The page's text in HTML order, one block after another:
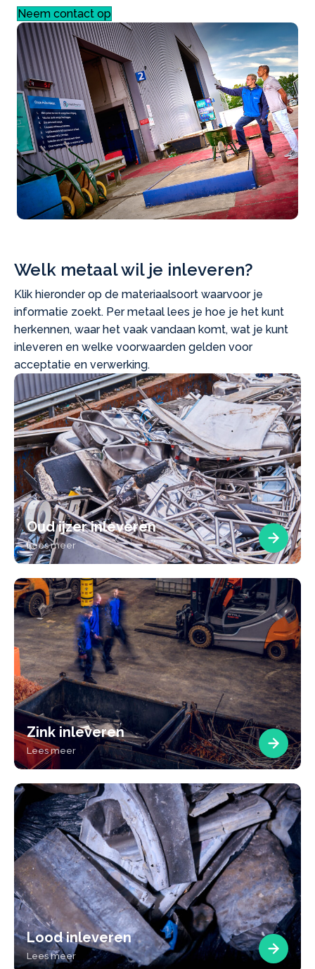
Neem contact op
Welk metaal wil je inleveren?
Klik hieronder op de materiaalsoort waarvoor je
informatie zoekt. Per metaal lees je hoe je het kunt
herkennen, waar het vaak vandaan komt, wat je kunt
inleveren en welke voorwaarden gelden voor
acceptatie en verwerking.
Oud ijzer inleveren
Lees meer
Zink inleveren
Lees meer
Lood inleveren
Lees meer